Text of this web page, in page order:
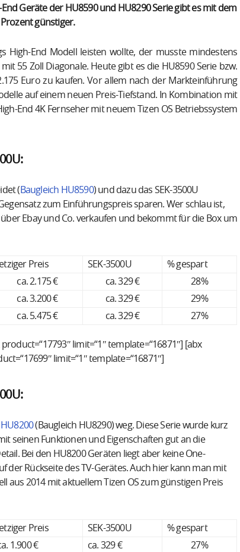
Geräte der HU8590 und HU8290 Serie gibt es mit dem
Prozent günstiger.
High-End Modell leisten wollte, der musste mindestens
55 Zoll Diagonale. Heute gibt es die HU8590 Serie bzw.
Euro zu kaufen. Vor allem nach der Markteinführung
auf einem neuen Preis-Tiefstand. In Kombination mit
End 4K Fernseher mit neuem Tizen OS Betriebssystem
( Baugleich HU8590) und dazu das SEK-3500U
zum Einführungspreis sparen. Wer schlau ist,
Ebay und Co. verkaufen und bekommt für die Box um
Jetziger Preis SEK-3500U
% gespart
ca. 2.175 € ca. 329 €
28%
ca. 3.200 € ca. 329 €
29%
ca. 5.475 € ca. 329 € 27%
limit=“1″ template=“16871″] [abx
limit=“1″ template=“16871″]
(Baugleich HU8290) weg. Diese Serie wurde kurz
seinen Funktionen und Eigenschaften gut an die
Bei den HU8200 Geräten liegt aber keine One-
der Rückseite des TV-Gerätes. Auch hier kann man mit
aus 2014 mit aktuellem Tizen OS zum günstigen Preis
Jetziger Preis SEK-3500U
% gespart
1.900 € ca. 329 €
27%